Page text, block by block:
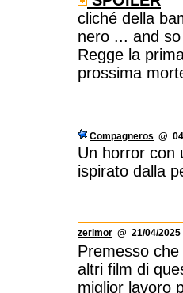
cliché della
nero ... and
Regge la
prossima
Compagneros @
Un horror con
ispirato dalla
zerimor @ 21/04/
Premesso
altri film di
miglior lavoro